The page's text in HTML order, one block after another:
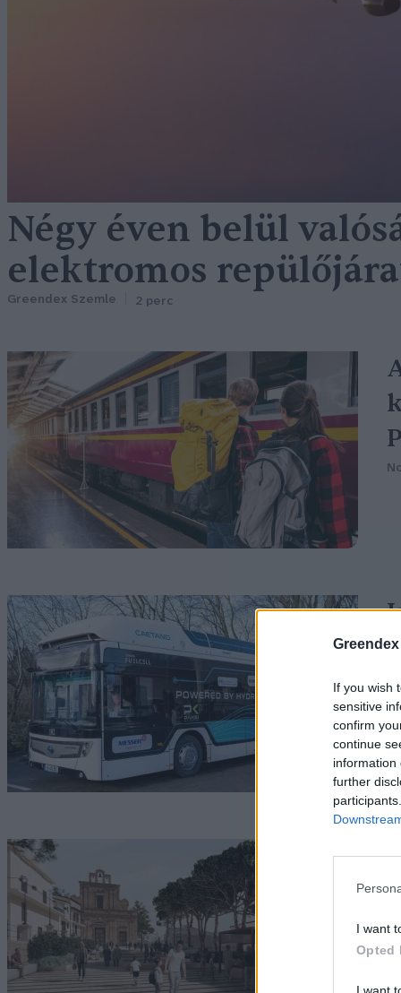
Greendex
If you wish
sensitive
confirm
continue
information
further
I want
Opted
I want
Négy éven belül
elektromos
Greendex Szemle 2 perc